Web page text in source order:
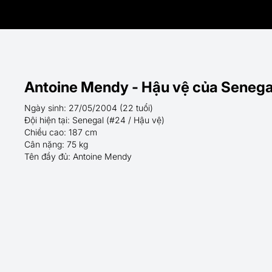
Antoine Mendy - Hậu vệ của
Ngày sinh: 27/05/2004 (22 tuổi)
Đội hiện tại: Senegal (#24 / Hậu vệ)
Chiều cao: 187 cm
Cân nặng: 75 kg
Tên đầy đủ: Antoine Mendy